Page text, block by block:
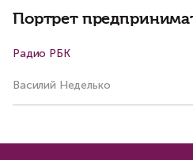
Портрет
Радио РБК
Василий Неделько